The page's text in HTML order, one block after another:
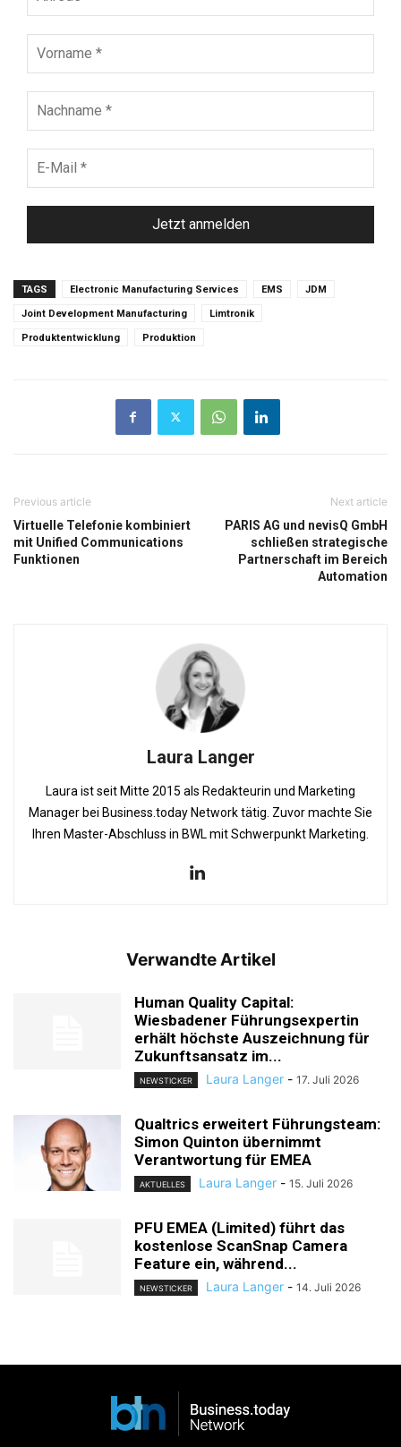
Mail
*
TAGS Electronic Manufacturing Services EMS JDM
Joint Development Manufacturing Limtronik
Produktentwicklung Produktion
Previous article
Virtuelle Telefonie kombiniert
mit Unified Communications
Funktionen
Next article
PARIS AG und nevisQ GmbH
schließen strategische
Partnerschaft im Bereich
Automation
Laura Langer
Laura ist seit Mitte 2015 als Redakteurin und Marketing
Manager bei Business.today Network tätig. Zuvor machte Sie
Ihren Master-Abschluss in BWL mit Schwerpunkt Marketing.
Verwandte Artikel
Human Quality Capital:
Wiesbadener Führungsexpertin
erhält höchste Auszeichnung für
Zukunftsansatz im...
NEWSTICKER Laura Langer - 17. Juli 2026
Qualtrics erweitert Führungsteam:
Simon Quinton übernimmt
Verantwortung für EMEA
AKTUELLES Laura Langer - 15. Juli 2026
PFU EMEA (Limited) führt das
kostenlose ScanSnap Camera
Feature ein, während...
NEWSTICKER Laura Langer - 14. Juli 2026